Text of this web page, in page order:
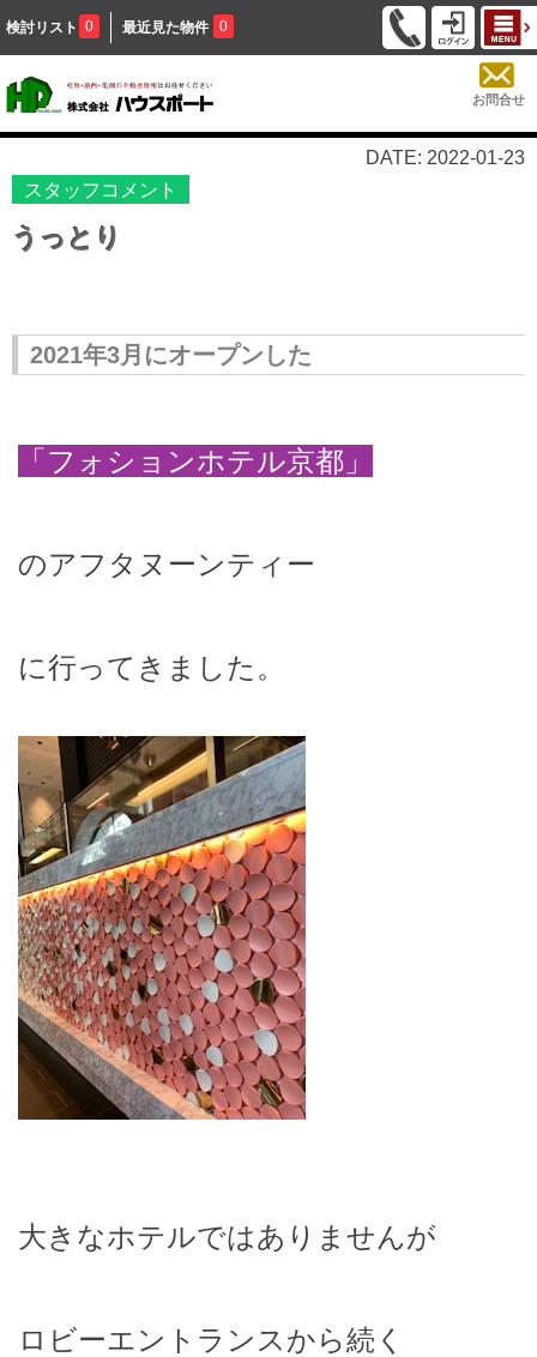
検討リスト 0 最近見た物件 0
お問合せ
DATE: 2022-01-23
スタッフコメント
うっとり
2021年3月にオープンした
「フォションホテル京都」
のアフタヌーンティー
に行ってきました。
大きなホテルではありませんが
ロビーエントランスから続く